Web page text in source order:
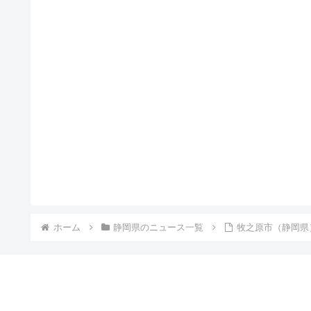
ホーム 静岡県のニュース一覧 牧之原市（静岡